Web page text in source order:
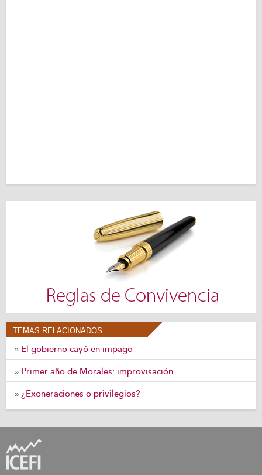
TEMAS RELACIONADOS
» El gobierno cayó en impago
» Primer año de Morales: improvisación
» ¿Exoneraciones o privilegios?